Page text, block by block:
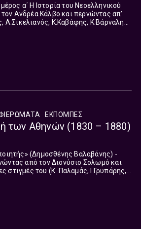
Ανδρέα Κάλβο και περνώντας απ’
Α.Σικελιανός, Κ.Καβάφης, Κ.Βάρναλης,
ΕΚΠΟΜΠΈΣ
των Αθηνών (1830 – 1880)
στιγμές του (Κ. Παλαμάς, Ι.Γρυπάρης,